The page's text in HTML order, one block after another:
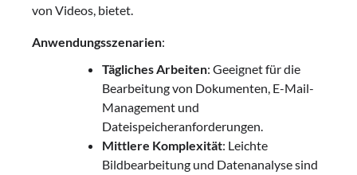
von Videos, bietet.
Anwendungsszenarien:
Tägliches Arbeiten: Geeignet für die
Bearbeitung von Dokumenten, E-Mail-
Management und
Dateispeicheranforderungen.
Mittlere Komplexität: Leichte
Bildbearbeitung und Datenanalyse sind